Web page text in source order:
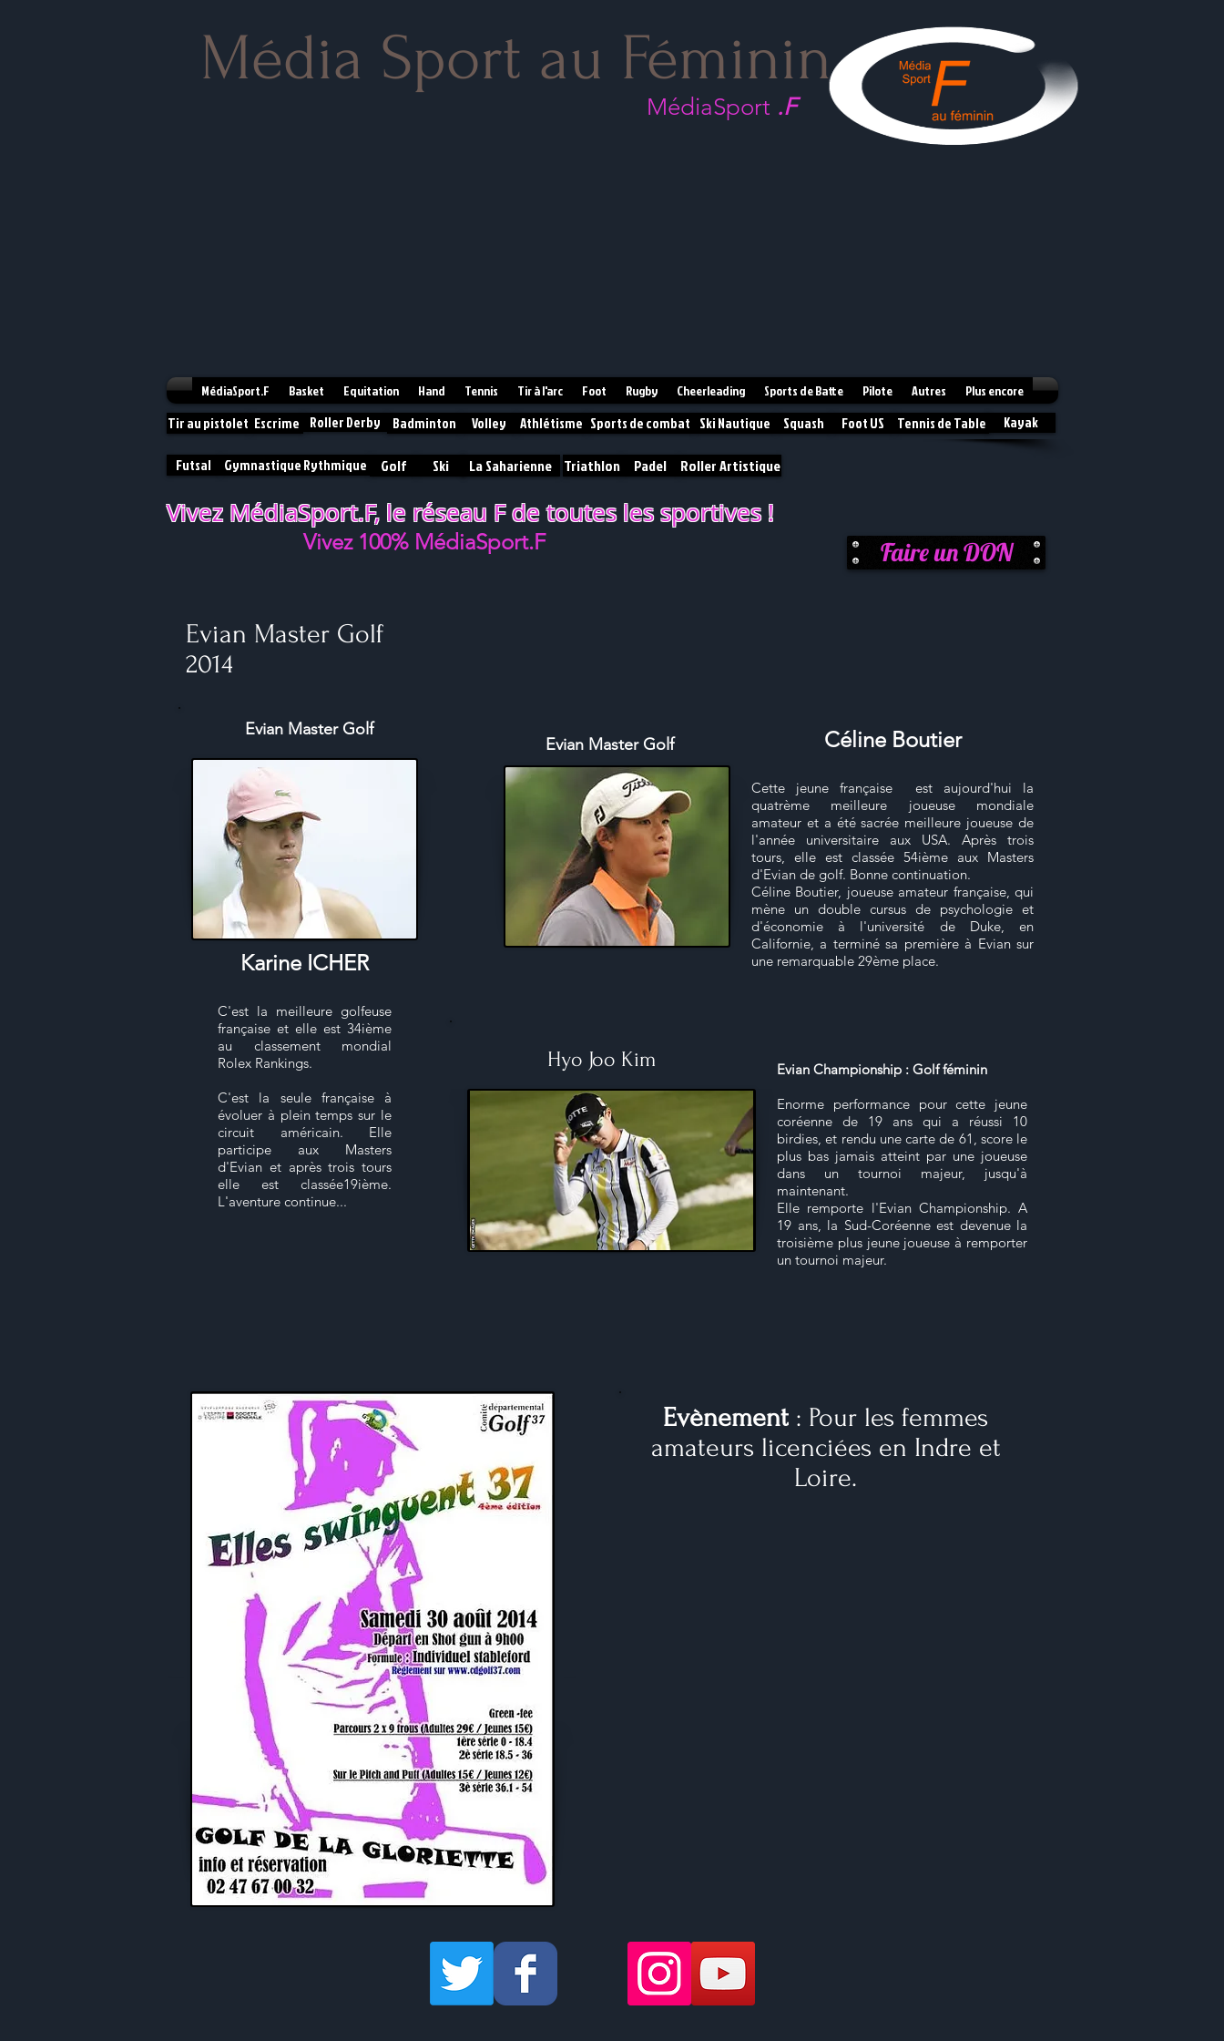
Média Sport au Féminin
MédiaSport .F
MédiaSport.F Basket Equitation Hand Tennis Tir à l'arc Foot Rugby Cheerleading Sports de Batte Pilote Autres Plus encore
Tir au pistolet Escrime Roller Derby Badminton Volley Athlétisme Sports de combat Ski Nautique Squash Foot US Tennis de Table Kayak
Vivez MédiaSport.F, le réseau F de toutes les sportives !
Vivez 100% MédiaSport.F
Futsal Gymnastique Rythmique Golf
Faire un DON
Triathlon
Ski Roller Artistique
La Saharienne Padel
Evian Master Golf
2014
Evian Master Golf
Karine ICHER
C'est la meilleure golfeuse
française et elle est 34ième
au classement mondial
Rolex Rankings.
C'est la seule française à
évoluer à plein temps sur le
circuit américain. Elle
participe aux Masters
d'Evian et après trois tours
elle est classée19ième.
L'aventure continue...
Céline Boutier
Cette jeune française est aujourd'hui la
quatrème meilleure joueuse mondiale
amateur et a été sacrée meilleure joueuse de
l'année universitaire aux USA. Après trois
tours, elle est classée 54ième aux Masters
d'Evian de golf. Bonne continuation.
Céline Boutier, joueuse amateur française, qui
mène un double cursus de psychologie et
d'économie à l'université de Duke, en
Californie, a terminé sa première à Evian sur
une remarquable 29ème place.
Evian Master Golf
Hyo Joo Kim
Evian Championship : Golf féminin
Enorme performance pour cette jeune
coréenne de 19 ans qui a réussi 10
birdies, et rendu une carte de 61, score le
plus bas jamais atteint par une joueuse
dans un tournoi majeur, jusqu'à
maintenant.
Elle remporte l'Evian Championship. A
19 ans, la Sud-Coréenne est devenue la
troisième plus jeune joueuse à remporter
un tournoi majeur.
Evènement : Pour les femmes
amateurs licenciées en Indre et
Loire.